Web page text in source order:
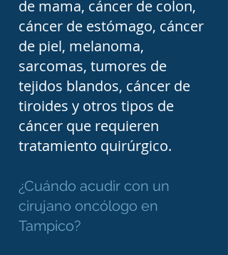
enfoque multidisciplinario.
Por ello, los cirujanos
oncólogos trabajan de
manera coordinada con
especialistas en oncología
médica, radioterapia,
patología, radiología,
medicina nuclear,
nutrición, rehabilitación,
psicología y cuidados
de mama, cáncer de colon,
cáncer de estómago, cáncer
de piel, melanoma,
sarcomas, tumores de
tejidos blandos, cáncer de
tiroides y otros tipos de
cáncer que requieren
tratamiento quirúrgico.
¿Cuándo acudir con un
cirujano oncólogo en
Tampico?